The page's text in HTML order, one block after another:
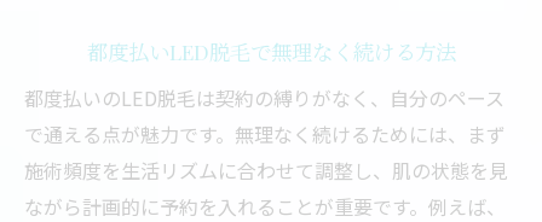
都度払いLED脱毛で無理なく続ける方法
都度払いのLED脱毛は契約の縛りがなく、自分のペース
で通える点が魅力です。無理なく続けるためには、まず
施術頻度を生活リズムに合わせて調整し、肌の状態を見
ながら計画的に予約を入れることが重要です。例えば、